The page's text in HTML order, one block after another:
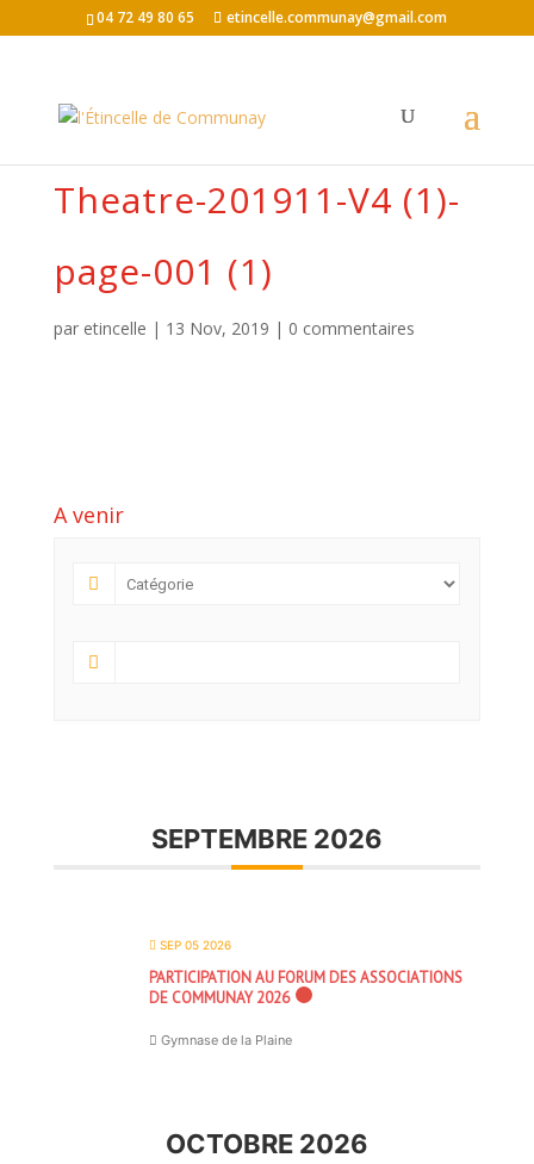
04 72 49 80 65 etincelle.communay@gmail.com
Theatre-201911-V4 (1)-
page-001 (1)
par etincelle | 13 Nov, 2019 | 0 commentaires
A venir
SEPTEMBRE 2026
SEP 05 2026
PARTICIPATION AU FORUM DES ASSOCIATIONS
DE COMMUNAY 2026
Gymnase de la Plaine
OCTOBRE 2026